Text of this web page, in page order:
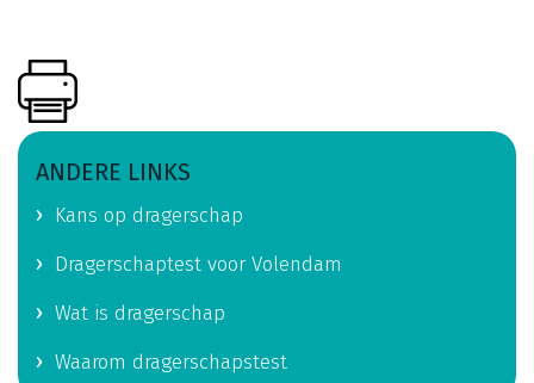
ANDERE LINKS
Kans op dragerschap
Dragerschaptest voor Volendam
Wat is dragerschap
Waarom dragerschapstest